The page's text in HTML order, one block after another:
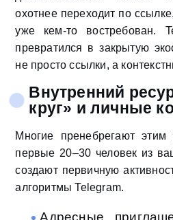
охотнее переходит по
уже кем-то востребован.
превратился в закрытую
не просто ссылки, а
Внутренний
круг» и личные
Многие пренебрегают
первые 20–30 человек из
создают первичную
алгоритмы Telegram.
Адресные